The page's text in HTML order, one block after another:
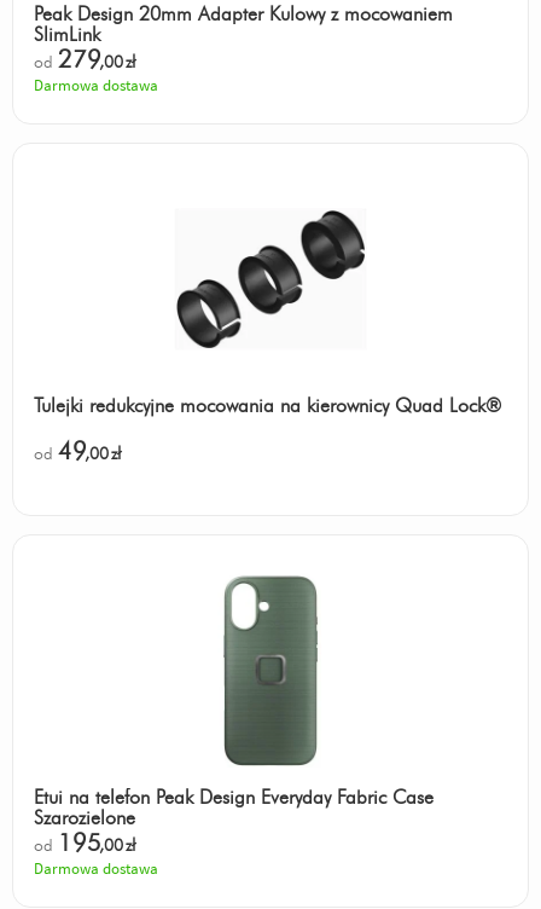
Peak Design 20mm Adapter Kulowy z mocowaniem
SlimLink
od 279,00zł
Darmowa dostawa
Tulejki redukcyjne mocowania na kierownicy Quad Lock®
od 49,00zł
Etui na telefon Peak Design Everyday Fabric Case
Szarozielone
od 195,00zł
Darmowa dostawa